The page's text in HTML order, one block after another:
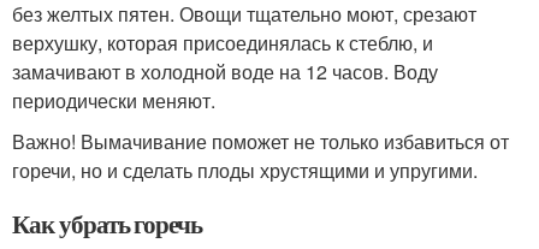
без желтых пятен. Овощи тщательно моют, срезают
верхушку, которая присоединялась к стеблю, и
замачивают в холодной воде на 12 часов. Воду
периодически меняют.
Важно! Вымачивание поможет не только избавиться от
горечи, но и сделать плоды хрустящими и упругими.
Как убрать горечь